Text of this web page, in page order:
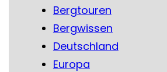
Bergtouren
Bergwissen
Deutschland
Europa